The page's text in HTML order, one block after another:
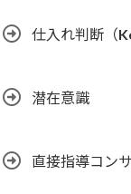
仕入れ判断（
潜在意識
直接指導コン